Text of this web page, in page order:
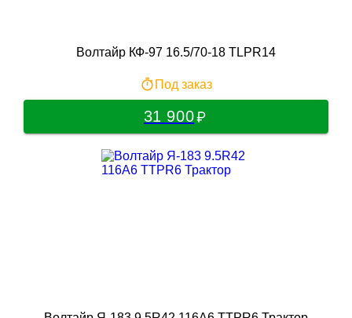
Волтайр КФ-97 16.5/70-18 TLPR14
Под заказ
31 900